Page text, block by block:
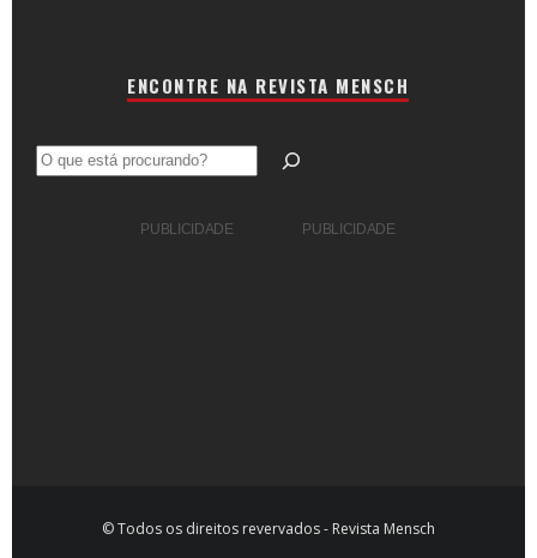
ENCONTRE NA REVISTA MENSCH
Pesquisar
PUBLICIDADE PUBLICIDADE
© Todos os direitos revervados - Revista Mensch